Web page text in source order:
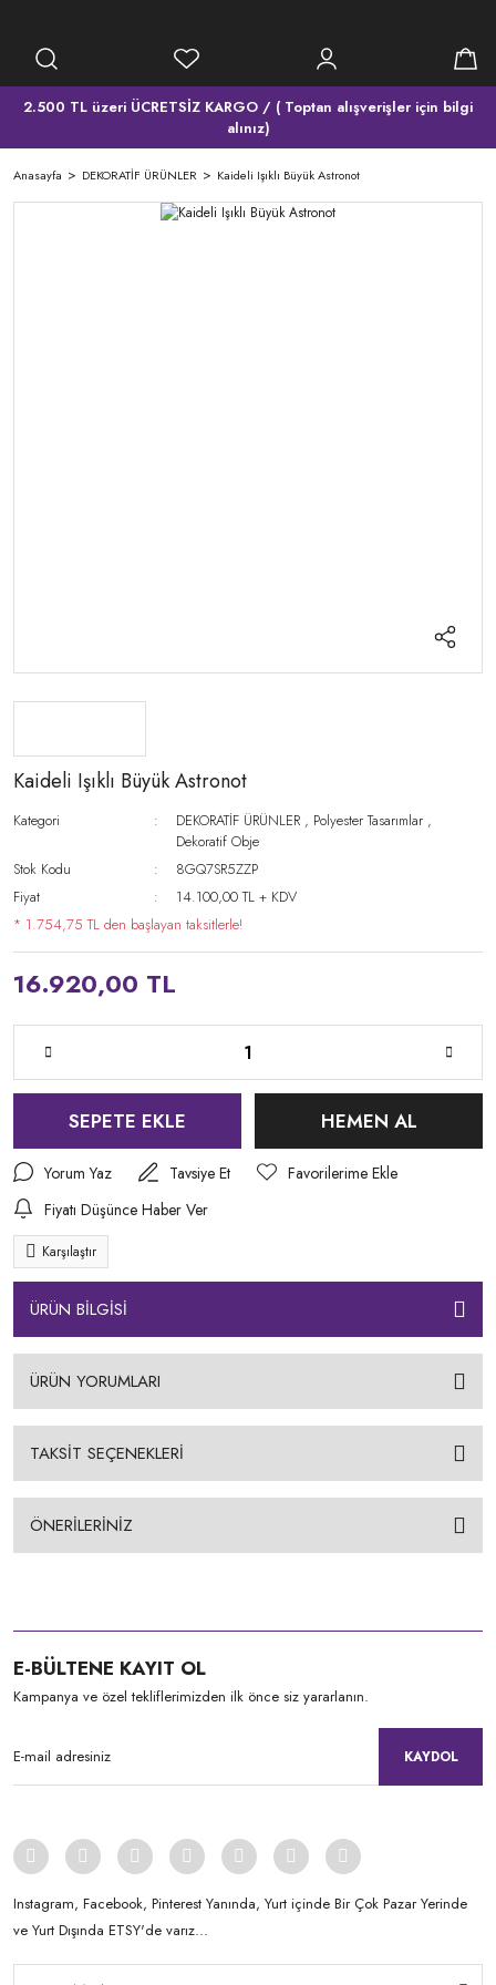
2.500 TL üzeri ÜCRETSİZ KARGO / ( Toptan alışverişler için bilgi
alınız)
Anasayfa DEKORATİF ÜRÜNLER Kaideli Işıklı Büyük Astronot
Kaideli Işıklı Büyük Astronot
Kategori DEKORATİF ÜRÜNLER , Polyester Tasarımlar ,
Dekoratif Obje
Stok Kodu
8GQ7SR5ZZP
Fiyat
14.100,00 TL + KDV
* 1.754,75 TL den başlayan taksitlerle!
16.920,00 TL
SEPETE EKLE HEMEN AL
Yorum Yaz
Tavsiye Et
Fiyatı Düşünce Haber Ver
Karşılaştır
ÜRÜN BİLGİSİ
ÜRÜN YORUMLARI
TAKSİT SEÇENEKLERİ
ÖNERİLERİNİZ
E-BÜLTENE KAYIT OL
Kampanya ve özel tekliflerimizden ilk önce siz yararlanın.
KAYDOL
Instagram, Facebook, Pinterest Yanında, Yurt içinde Bir Çok Pazar Yerinde
ve Yurt Dışında ETSY'de varız...